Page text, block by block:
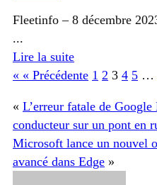
Fleetinfo – 8 décembre
...
Lire la suite
« « Précédente 1 2 3 4 5 …
« L’erreur fatale de
conducteur sur un pont en
Microsoft lance un nouvel
avancé dans Edge »